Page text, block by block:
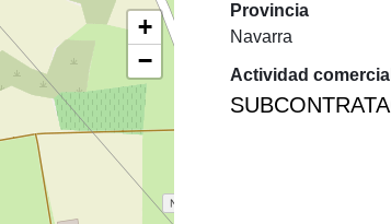
+
−
Provincia
Navarra
Actividad comercial